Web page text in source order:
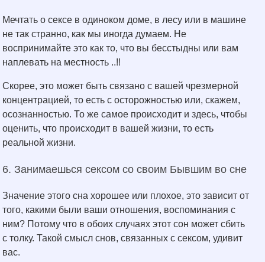
Мечтать о сексе в одиноком доме, в лесу или в машине
не так странно, как мы иногда думаем. Не
воспринимайте это как то, что вы бесстыдны или вам
наплевать на местность ..!!
Скорее, это может быть связано с вашей чрезмерной
концентрацией, то есть с осторожностью или, скажем,
осознанностью. То же самое происходит и здесь, чтобы
оценить, что происходит в вашей жизни, то есть
реальной жизни.
6. Занимаешься сексом со своим Бывшим во сне
Значение этого сна хорошее или плохое, это зависит от
того, какими были ваши отношения, воспоминания с
ним? Потому что в обоих случаях этот сон может сбить
с толку. Такой смысл снов, связанных с сексом, удивит
вас.